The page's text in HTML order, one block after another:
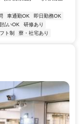
車通勤OK
即日勤務OK
払いOK
研修あり
ト制 寮・社宅あり